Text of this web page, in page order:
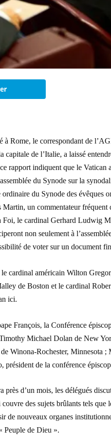
à Rome, le correspondant de
de l’Italie, a laissé
rapport indiquent que le Vatican
du Synode sur la
du Synode des évêques
Martin, un commentateur
le cardinal Gerhard Ludwig
non seulement à
de voter sur un document
cardinal américain Wilton
de Boston et le cardinal
ici.
François, la Conférence
Michael Dolan de New
Winona-Rochester, Minnesota
de la conférence
d’un mois, les délégués
des sujets brûlants tels que
de nouveaux organes
Peuple de Dieu ».